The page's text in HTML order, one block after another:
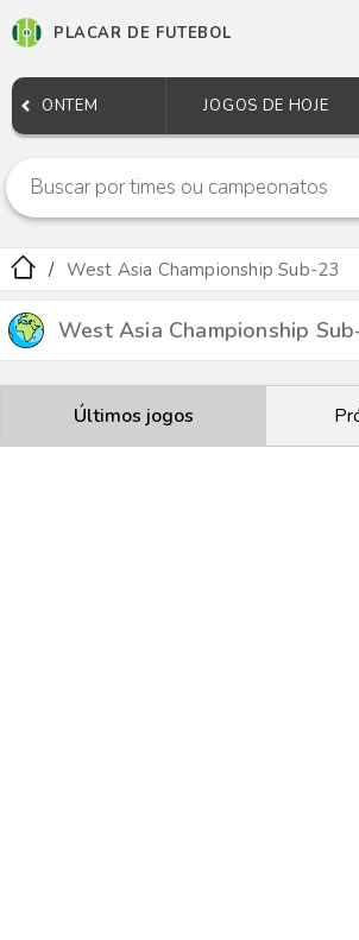
PLACAR DE FUTEBOL
ONTEM JOGOS DE HOJE
West Asia Championship Sub-23
West Asia Championship
Últimos jogos